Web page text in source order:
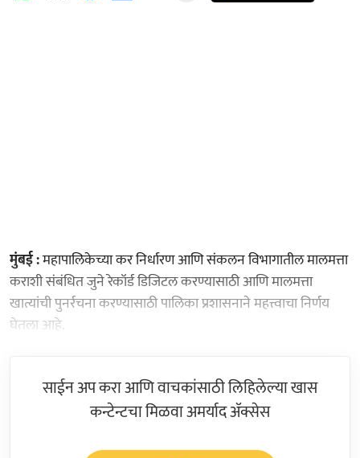
मुंबई :महापालिकेच्या कर निर्धारण आणि संकलन विभागातील मालमत्ता
कराशी संबंधित जुने रेकॉर्ड डिजिटल करण्यासाठी आणि मालमत्ता
खात्यांची पुनर्रचना करण्यासाठी पालिका प्रशासनाने महत्त्वाचा निर्णय
घेतला आहे.
साईन अप करा आणि वाचकांसाठी लिहिलेल्या खास
कन्टेन्टचा मिळवा अमर्याद ॲक्सेस